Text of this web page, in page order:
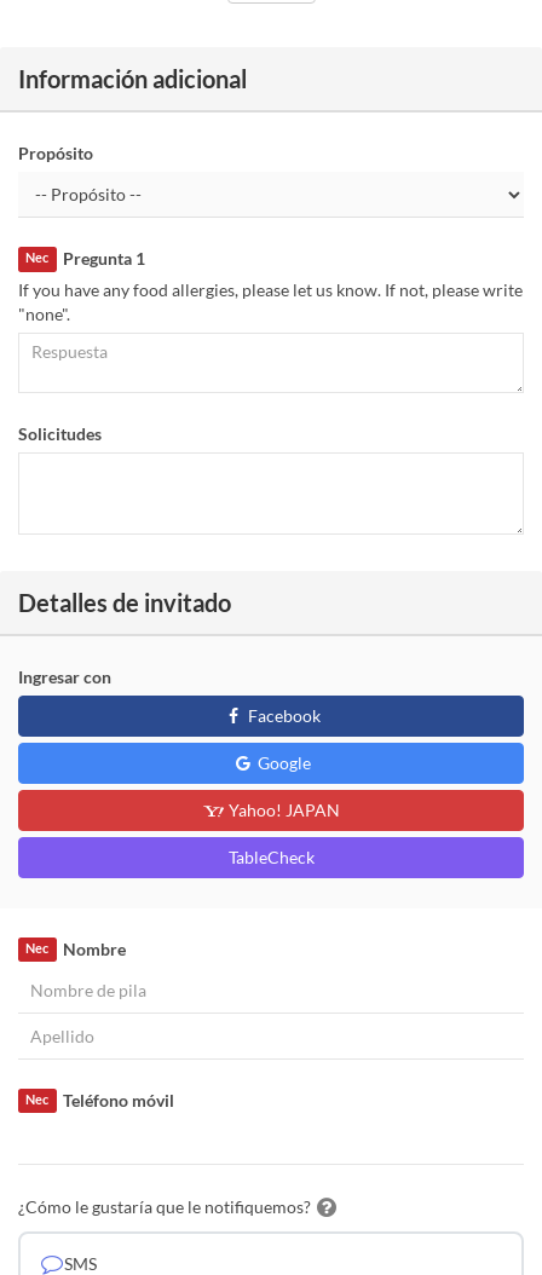
Información adicional
Propósito
Pregunta 1
Nec
If you have any food allergies, please let us know. If not, please write
"none".
Solicitudes
Detalles de invitado
Ingresar con
Facebook
Google
Yahoo! JAPAN
TableCheck
Nombre
Nec
Teléfono móvil
Nec
¿Cómo le gustaría que le notifiquemos?
SMS